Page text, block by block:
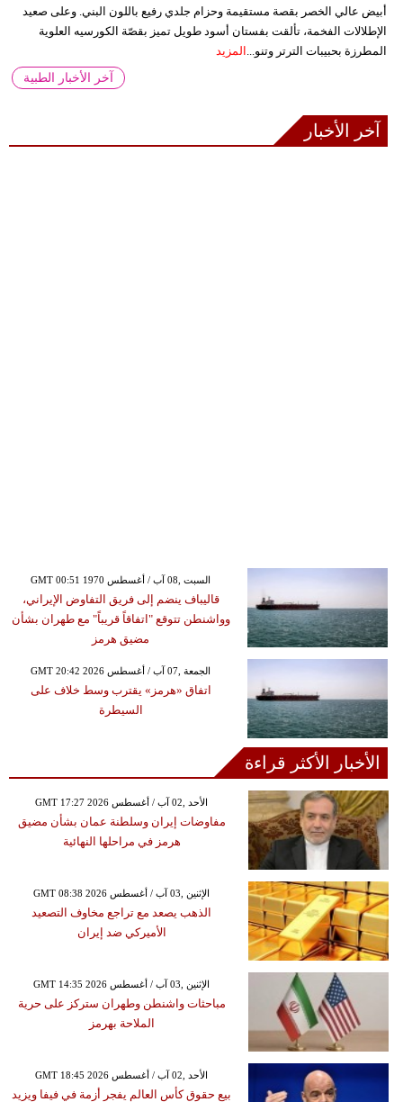
أبيض عالي الخصر بقصة مستقيمة وحزام جلدي رفيع باللون البني. وعلى صعيد
الإطلالات الفخمة، تألقت بفستان أسود طويل تميز بقصّة الكورسيه العلوية
المطرزة بحبيبات الترتر وتنو... المزيد
آخر الأخبار الطبية
آخر الأخبار
GMT 00:51 1970 السبت ,08 آب / أغسطس
قاليباف ينضم إلى فريق التفاوض الإيراني،
وواشنطن تتوقع "اتفاقاً قريباً" مع طهران بشأن
مضيق هرمز
GMT 20:42 2026 الجمعة ,07 آب / أغسطس
اتفاق «هرمز» يقترب وسط خلاف على
السيطرة
الأخبار الأكثر قراءة
GMT 17:27 2026 الأحد ,02 آب / أغسطس
مفاوضات إيران وسلطنة عمان بشأن مضيق
هرمز في مراحلها النهائية
GMT 08:38 2026 الإثنين ,03 آب / أغسطس
الذهب يصعد مع تراجع مخاوف التصعيد
الأميركي ضد إيران
GMT 14:35 2026 الإثنين ,03 آب / أغسطس
مباحثات واشنطن وطهران ستركز على حرية
الملاحة بهرمز
GMT 18:45 2026 الأحد ,02 آب / أغسطس
بيع حقوق كأس العالم يفجر أزمة في فيفا ويزيد